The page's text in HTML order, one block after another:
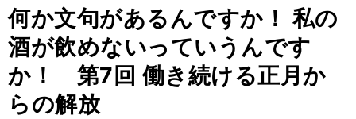
新刊
特集
何か文句があるんですか！ 私の
酒が飲めないっていうんです
か！ 第7回 働き続ける正月か
らの解放